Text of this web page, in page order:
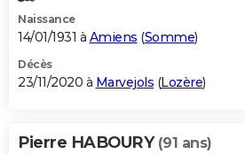
Naissance
14/01/1931 à Amiens (Somme)
Décès
23/11/2020 à Marvejols (Lozère)
Pierre HABOURY (91 ans)